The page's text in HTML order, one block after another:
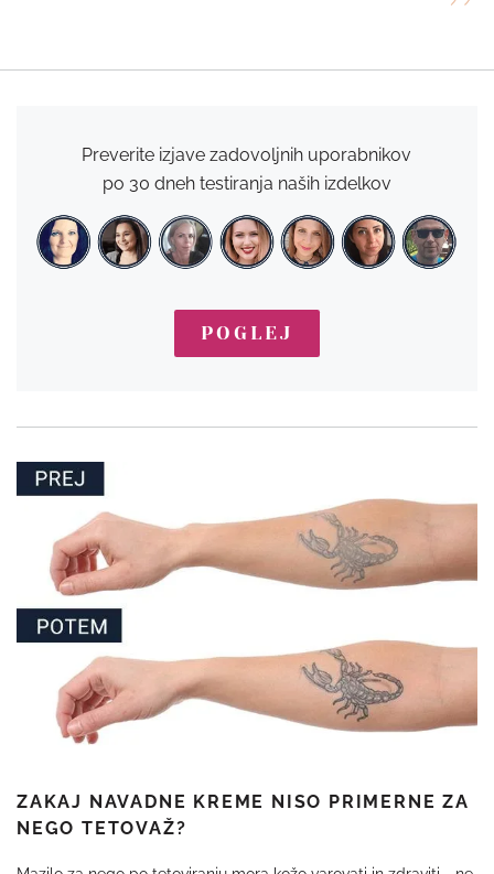
Preverite izjave zadovoljnih uporabnikov
po 30 dneh testiranja naših izdelkov
POGLEJ
ZAKAJ NAVADNE KREME NISO PRIMERNE ZA
NEGO TETOVAŽ?